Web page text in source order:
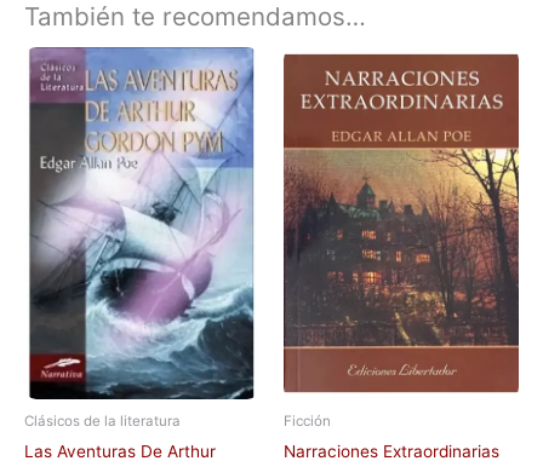
También te recomendamos…
Clásicos de la literatura
Las Aventuras De Arthur
Ficción
Narraciones Extraordinarias